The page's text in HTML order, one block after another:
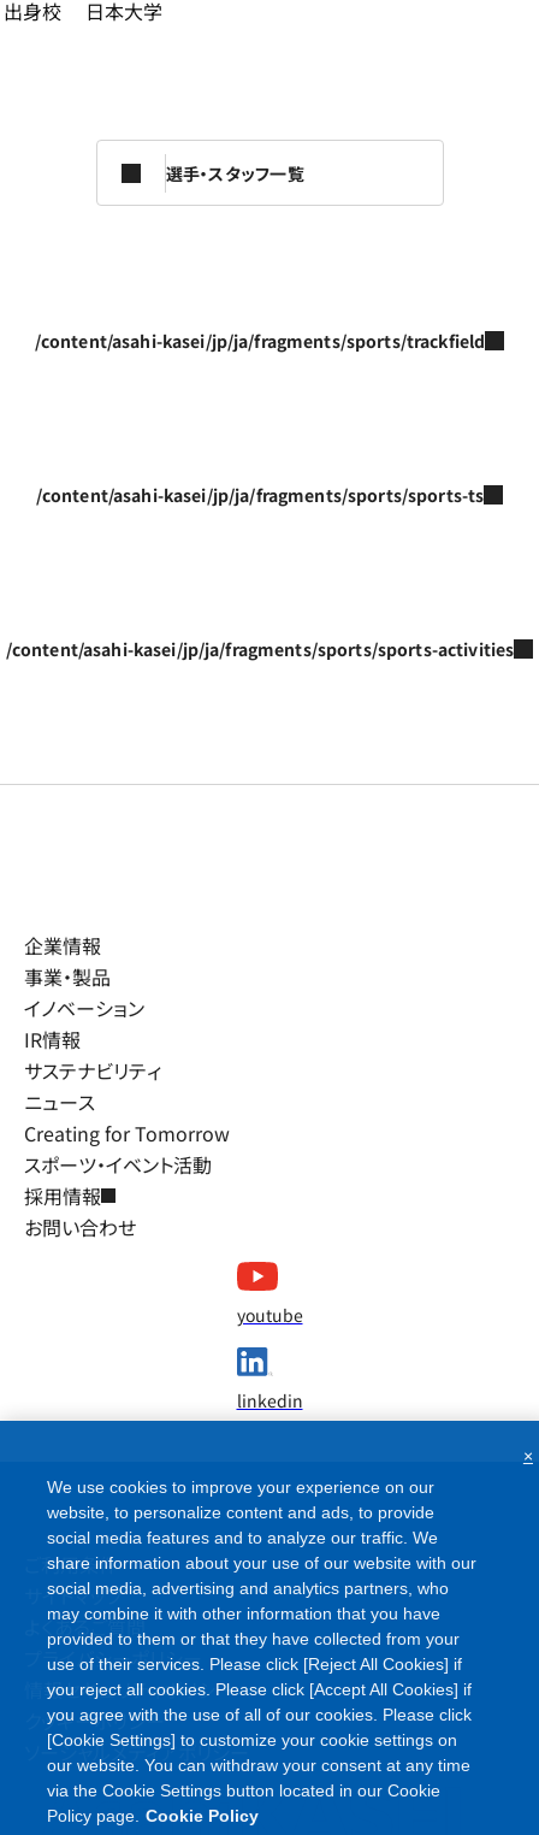
出身校
日本大学
選手・スタッフ一覧
/content/asahi-kasei/jp/ja/fragments/sports/trackfield
/content/asahi-kasei/jp/ja/fragments/sports/sports-ts
/content/asahi-kasei/jp/ja/fragments/sports/sports-activities
企業情報
事業・製品
イノベーション
IR情報
サステナビリティ
ニュース
Creating for Tomorrow
スポーツ・イベント活動
採用情報
お問い合わせ
youtube
linkedin
ご利用条件
サイトマップ
よくあるご質問
プライバシーポリシー
情報セキュリティポリシー
クッキーポリシー
ソーシャルメディアポリシー
We use cookies to improve your experience on our
website, to personalize content and ads, to provide
social media features and to analyze our traffic. We
share information about your use of our website with our
social media, advertising and analytics partners, who
may combine it with other information that you have
provided to them or that they have collected from your
use of their services. Please click [Reject All Cookies] if
you reject all cookies. Please click [Accept All Cookies] if
you agree with the use of all of our cookies. Please click
[Cookie Settings] to customize your cookie settings on
our website. You can withdraw your consent at any time
via the Cookie Settings button located in our Cookie
Policy page. Cookie Policy
×